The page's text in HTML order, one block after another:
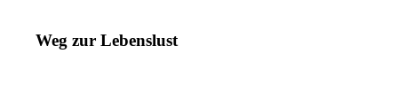
Weg zur Lebenslust